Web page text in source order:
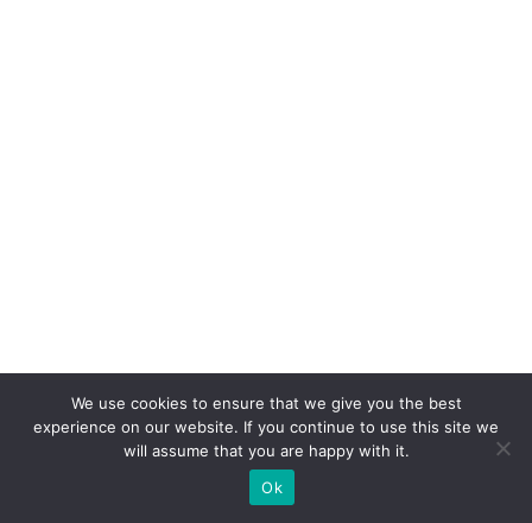
We use cookies to ensure that we give you the best
experience on our website. If you continue to use this site we
will assume that you are happy with it.
Ok